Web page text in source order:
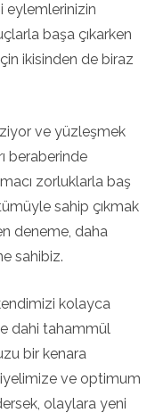
eylemlerinizin
başa çıkarken
ikisinden de biraz
ve yüzleşmek
beraberinde
zorluklarla baş
sahip çıkmak
deneme, daha
sahibiz.
kolayca
dahi tahammül
bir kenara
ve optimum
olaylara yeni